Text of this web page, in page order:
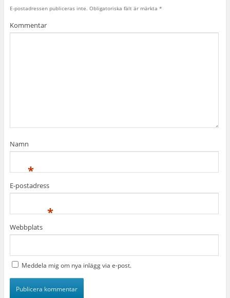
E-postadressen publiceras inte. Obligatoriska fält är märkta *
Kommentar
Namn
*
E-postadress
*
Webbplats
Meddela mig om nya inlägg via e-post.